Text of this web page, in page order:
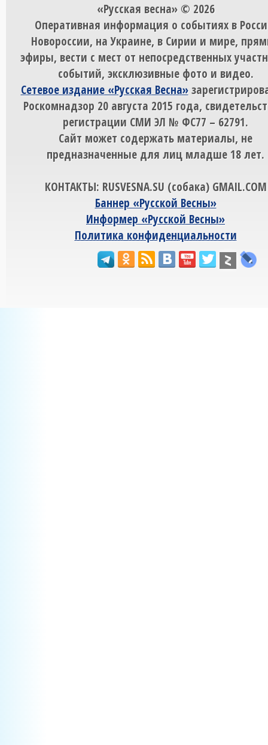
«Русская весна» © 2026
Оперативная информация о событиях в
Новороссии, на Украине, в Сирии и мире,
эфиры, вести с мест от непосредственных
событий, эксклюзивные фото и видео.
Сетевое издание «Русская Весна»
Роскомнадзор 20 августа 2015 года,
регистрации СМИ ЭЛ № ФС77 – 62791.
Сайт может содержать материалы, не
предназначенные для лиц младше 18 лет.
КОНТАКТЫ: RUSVESNA.SU (собака) GMAIL.COM
Баннер «Русской Весны»
Информер «Русской Весны»
Политика конфиденциальности